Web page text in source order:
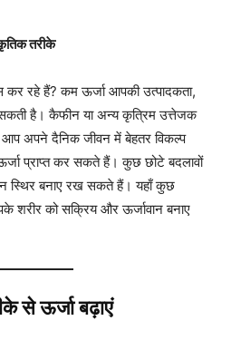
तरीके
रहे हैं? कम ऊर्जा आपकी उत्पादकता,
है। कैफीन या अन्य कृत्रिम उत्तेजक
आप अपने दैनिक जीवन में बेहतर विकल्प
प्राप्त कर सकते हैं। कुछ छोटे बदलावों
स्थिर बनाए रख सकते हैं। यहाँ कुछ
शरीर को सक्रिय और ऊर्जावान बनाए
से ऊर्जा बढ़ाएं